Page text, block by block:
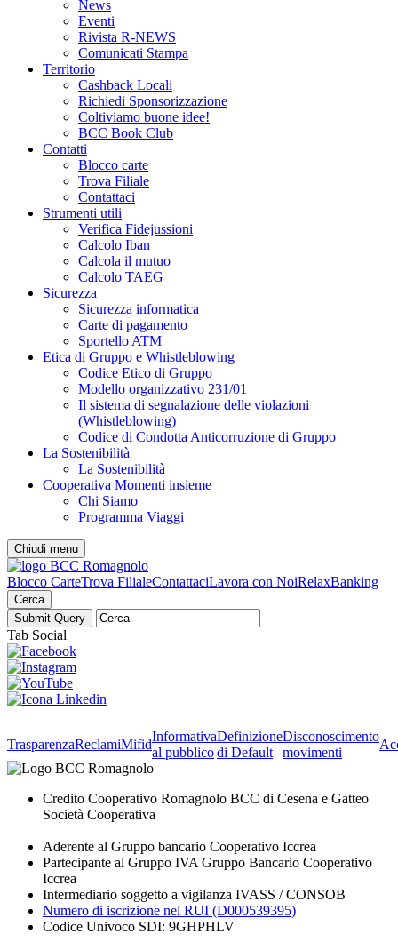
News
Eventi
Rivista R-NEWS
Comunicati Stampa
Territorio
Cashback Locali
Richiedi Sponsorizzazione
Coltiviamo buone idee!
BCC Book Club
Contatti
Blocco carte
Trova Filiale
Contattaci
Strumenti utili
Verifica Fidejussioni
Calcolo Iban
Calcola il mutuo
Calcolo TAEG
Sicurezza
Sicurezza informatica
Carte di pagamento
Sportello ATM
Etica di Gruppo e Whistleblowing
Codice Etico di Gruppo
Modello organizzativo 231/01
Il sistema di segnalazione delle violazioni
(Whistleblowing)
Codice di Condotta Anticorruzione di Gruppo
La Sostenibilità
La Sostenibilità
Cooperativa Momenti insieme
Chi Siamo
Programma Viaggi
Chiudi menu
Blocco CarteTrova FilialeContattaciLavora con NoiRelaxBanking
Cerca
Tab Social
TrasparenzaReclamiMifid
Informativa
al pubblico
Definizione
di Default
Disconoscimento
movimenti
Credito Cooperativo Romagnolo BCC di Cesena e Gatteo
Società Cooperativa
Aderente al Gruppo bancario Cooperativo Iccrea
Partecipante al Gruppo IVA Gruppo Bancario Cooperativo
Iccrea
Intermediario soggetto a vigilanza IVASS / CONSOB
Numero di iscrizione nel RUI (D000539395)
Codice Univoco SDI: 9GHPHLV